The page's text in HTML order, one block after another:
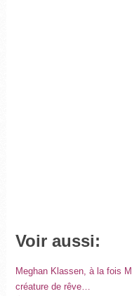
Voir aussi:
Meghan Klassen, à la fois
créature de rêve…